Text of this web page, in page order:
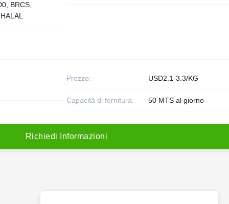
BRCS,
Prezzo: USD2.1-3.3/KG
Capacità di fornitura: 50 MTS al giorno
Richiedi nformazioni